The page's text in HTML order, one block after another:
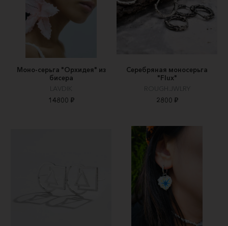
Моно-серьга "Орхидея" из
бисера
LAVDIK
14800 ₽
Серебряная моносерьга
"Flux"
ROUGH.JWLRY
2800 ₽